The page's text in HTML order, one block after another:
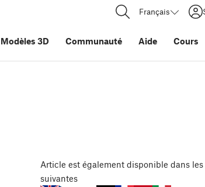
Français
Modèles 3D Communauté Aide Cours
Article est également disponible dans
suivantes